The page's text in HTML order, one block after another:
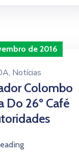
de 2016
‚ Notícias
Colombo
Do 26º Café